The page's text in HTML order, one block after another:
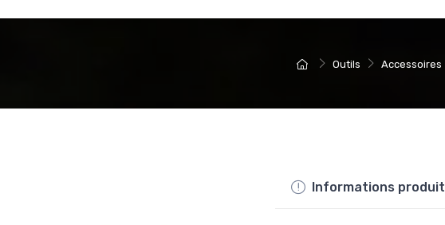
Outils Accessoires
Informations produit